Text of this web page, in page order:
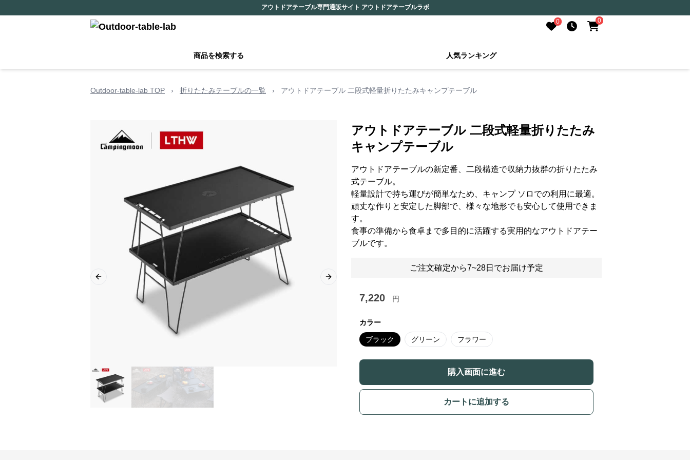
アウトドアテーブル専門通販サイト アウトドアテーブルラボ
0
0
商品を検索する 人気ランキング
Outdoor-table-lab TOP › 折りたたみテーブルの一覧 › アウトドアテーブル 二段式軽量折りたたみキャンプテーブル
Previous slide Next slide
アウトドアテーブル 二段式軽量折りたたみ
キャンプテーブル
アウトドアテーブルの新定番、二段構造で収納力抜群の折りたたみ
式テーブル。
軽量設計で持ち運びが簡単なため、キャンプ ソロでの利用に最適。
頑丈な作りと安定した脚部で、様々な地形でも安心して使用できま
す。
食事の準備から食卓まで多目的に活躍する実用的なアウトドアテー
ブルです。
ご注文確定から7~28日でお届け予定
7,220 円
カラー
ブラック グリーン フラワー
購入画面に進む
カートに追加する